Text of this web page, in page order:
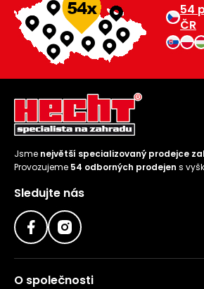
54
ČR
Jsme největší specializovaný prodejce
Provozujeme 54 odborných prodejen s
Sledujte nás
O společnosti